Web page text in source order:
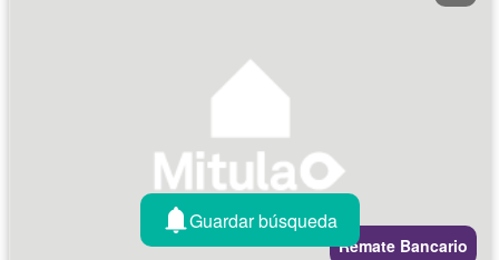
Remate Bancario
Guardar búsqueda